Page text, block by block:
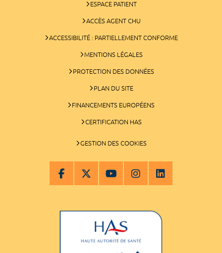
ESPACE PATIENT
ACCÈS AGENT CHU
ACCESSIBILITÉ : PARTIELLEMENT CONFORME
MENTIONS LÉGALES
PROTECTION DES DONNÉES
PLAN DU SITE
FINANCEMENTS EUROPÉENS
CERTIFICATION HAS
GESTION DES COOKIES